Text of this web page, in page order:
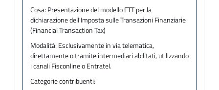
Cosa: Presentazione del modello FTT per la
dichiarazione dell'Imposta sulle Transazioni Finanziarie
(Financial Transaction Tax)
Modalità: Esclusivamente in via telematica,
direttamente o tramite intermediari abilitati, utilizzando
i canali Fisconline o Entratel.
Categorie contribuenti: